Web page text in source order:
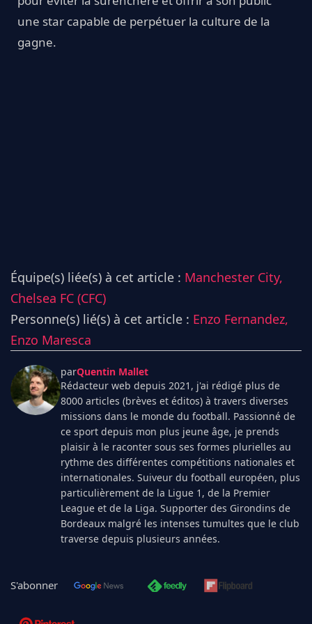
une star capable de perpétuer la culture de la
gagne.
Équipe(s) liée(s) à cet article : Manchester City,
Chelsea FC (CFC)
Personne(s) lié(s) à cet article : Enzo Fernandez,
Enzo Maresca
parQuentin Mallet
Rédacteur web depuis 2021, j'ai rédigé plus de
8000 articles (brèves et éditos) à travers diverses
missions dans le monde du football. Passionné de
ce sport depuis mon plus jeune âge, je prends
plaisir à le raconter sous ses formes plurielles au
rythme des différentes compétitions nationales et
internationales. Suiveur du football européen, plus
particulièrement de la Ligue 1, de la Premier
League et de la Liga. Supporter des Girondins de
Bordeaux malgré les intenses tumultes que le club
traverse depuis plusieurs années.
S'abonner